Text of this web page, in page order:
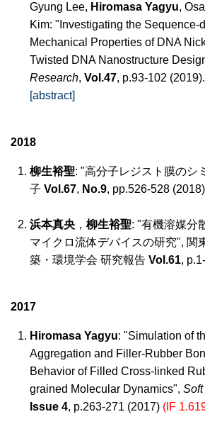
Gyung Lee, Hiromasa Yagyu,
Kim: "Investigating the Sequence-
Mechanical Properties of DNA
Twisted DNA Nanostructure
Research, Vol.47, p.93-102 (2019).
[abstract]
2018
柳生裕聖: "高分子レジスト膜のシ
子 Vol.67, No.9, pp.526-528
浜本真央 ， 柳生裕聖: "有機溶媒分
マイクロ流体デバイスの研究", 関
築・環境学会 研究報告 Vol.61,
2017
Hiromasa Yagyu: "Simulation of
Aggregation and Filler-Rubber
Behavior of Filled Cross-linked
grained Molecular Dynamics",
Issue 4, p.263-271 (2017) (IF